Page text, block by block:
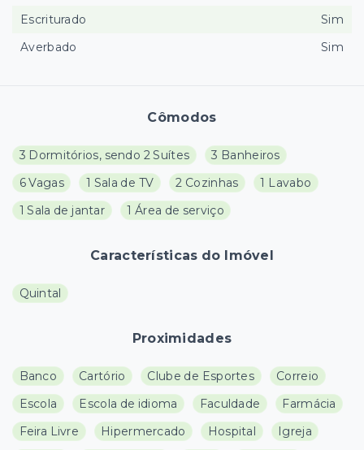
Cômodos
3 Dormitórios, sendo 2 Suítes
3 Banheiros
6 Vagas
1 Sala de TV 2 Cozinhas
1 Lavabo
1 Sala de jantar
1 Área de serviço
Características do Imóvel
Quintal
Proximidades
Banco Cartório Clube de Esportes
Correio
Escola
Escola de idioma Faculdade
Farmácia
Feira Livre
Hipermercado Hospital
Igreja
Escriturado
Sim
Averbado
Sim